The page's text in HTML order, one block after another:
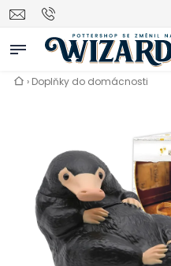
Vyhledávání
› Doplňky do domácnosti